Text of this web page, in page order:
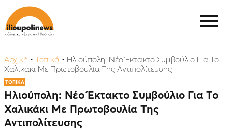
Αρχική • Τοπικά • Ηλιούπολη: Νέο Έκτακτο Συμβούλιο Για Το
Χαλικάκι Με Πρωτοβουλία Της Αντιπολίτευσης
ΤΟΠΙΚΑ
Ηλιούπολη: Νέο Έκτακτο Συμβούλιο Για Το
Χαλικάκι Με Πρωτοβουλία Της
Αντιπολίτευσης